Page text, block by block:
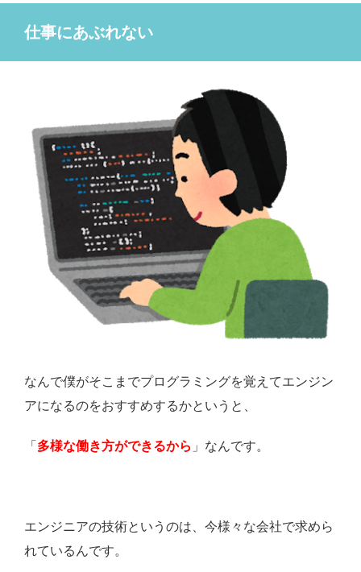
仕事にあぶれない
なんで僕がそこまでプログラミングを覚えてエンジン
アになるのをおすすめするかというと、
「 多様な働き方ができるから 」なんです。
エンジニアの技術というのは、今様々な会社で求めら
れているんです。